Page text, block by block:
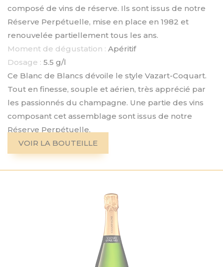
composé de vins de réserve. Ils sont issus de notre
Réserve Perpétuelle, mise en place en 1982 et
renouvelée partiellement tous les ans.
Moment de dégustation : Apéritif
Dosage : 5.5 g/l
Ce Blanc de Blancs dévoile le style Vazart-Coquart.
Tout en finesse, souple et aérien, très apprécié par
les passionnés du champagne. Une partie des vins
composant cet assemblage sont issus de notre
Réserve Perpétuelle.
VOIR LA BOUTEILLE